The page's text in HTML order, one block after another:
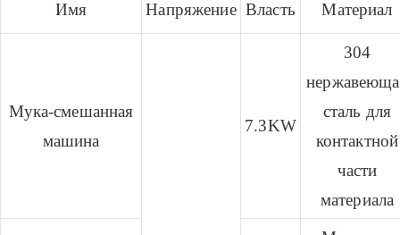
Имя Напряжение Власть Материал
Мука-смешанная
машина
7.3KW
304
сталь для
контактной
части
материала